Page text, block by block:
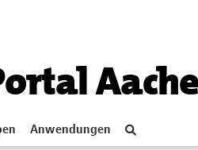
Anwendungen